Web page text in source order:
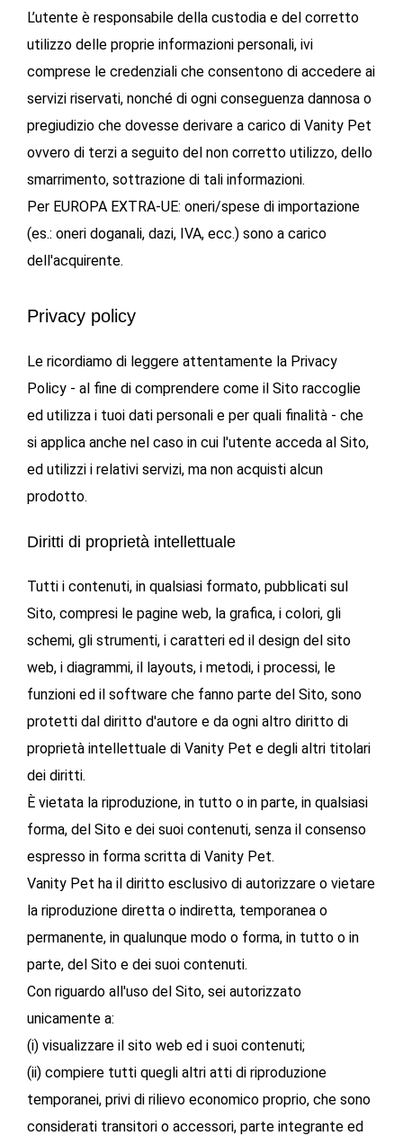
L’utente è responsabile della custodia e del corretto
utilizzo delle proprie informazioni personali, ivi
comprese le credenziali che consentono di accedere ai
servizi riservati, nonché di ogni conseguenza dannosa o
pregiudizio che dovesse derivare a carico di Vanity Pet
ovvero di terzi a seguito del non corretto utilizzo, dello
smarrimento, sottrazione di tali informazioni.
Per EUROPA EXTRA-UE: oneri/spese di importazione
(es.: oneri doganali, dazi, IVA, ecc.) sono a carico
dell'acquirente.
Privacy policy
Le ricordiamo di leggere attentamente la Privacy
Policy - al fine di comprendere come il Sito raccoglie
ed utilizza i tuoi dati personali e per quali finalità - che
si applica anche nel caso in cui l'utente acceda al Sito,
ed utilizzi i relativi servizi, ma non acquisti alcun
prodotto.
Diritti di proprietà intellettuale
Tutti i contenuti, in qualsiasi formato, pubblicati sul
Sito, compresi le pagine web, la grafica, i colori, gli
schemi, gli strumenti, i caratteri ed il design del sito
web, i diagrammi, il layouts, i metodi, i processi, le
funzioni ed il software che fanno parte del Sito, sono
protetti dal diritto d'autore e da ogni altro diritto di
proprietà intellettuale di Vanity Pet e degli altri titolari
dei diritti.
È vietata la riproduzione, in tutto o in parte, in qualsiasi
forma, del Sito e dei suoi contenuti, senza il consenso
espresso in forma scritta di Vanity Pet.
Vanity Pet ha il diritto esclusivo di autorizzare o vietare
la riproduzione diretta o indiretta, temporanea o
permanente, in qualunque modo o forma, in tutto o in
parte, del Sito e dei suoi contenuti.
Con riguardo all'uso del Sito, sei autorizzato
unicamente a:
(i) visualizzare il sito web ed i suoi contenuti;
(ii) compiere tutti quegli altri atti di riproduzione
temporanei, privi di rilievo economico proprio, che sono
considerati transitori o accessori, parte integrante ed